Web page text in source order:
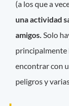
(a los que a
una actividad
amigos. Solo
principalmente
encontrar con
peligros y